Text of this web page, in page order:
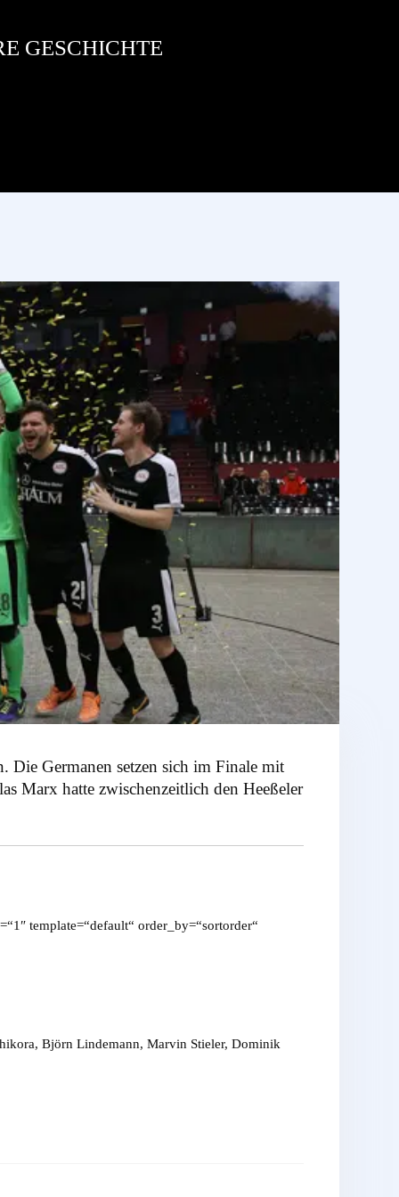
GESCHICHTE
Die Germanen setzen sich im Finale mit
Marx hatte zwischenzeitlich den Heeßeler
template=“default“ order_by=“sortorder“
Björn Lindemann, Marvin Stieler, Dominik